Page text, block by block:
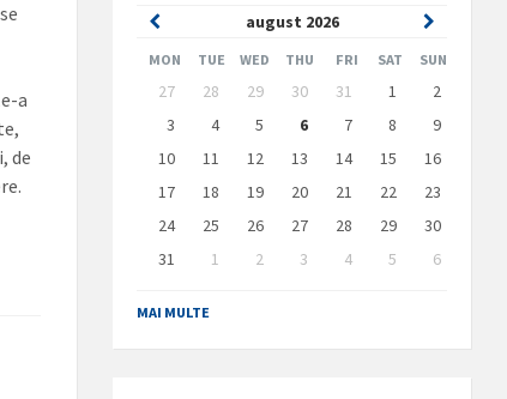
a
de
august 2026
Previous
Month
Next
Month
MON TUE WED THU FRI SAT SUN
Skip
calendar
days
27 28 29 30 31 1
2
3
4 5 6 7 8
9
10
11 12 13 14 15
16
17
18 19 20 21 22
23
24
25 26 27 28 29
30
31
1 2 3 4 5
6
to
calendar
MAI MULTE